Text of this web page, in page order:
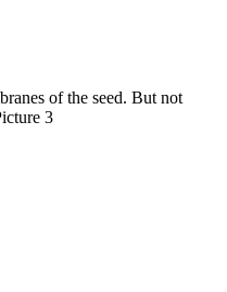
of the seed. But not
3